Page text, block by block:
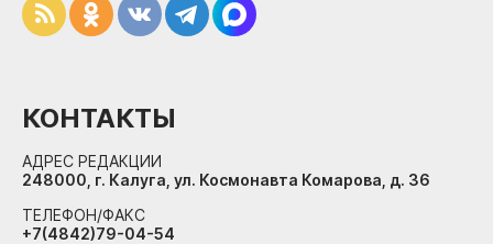
КОНТАКТЫ
АДРЕС РЕДАКЦИИ
248000, г. Калуга, ул. Космонавта Комарова, д. 36
ТЕЛЕФОН/ФАКС
+7(4842)79-04-54